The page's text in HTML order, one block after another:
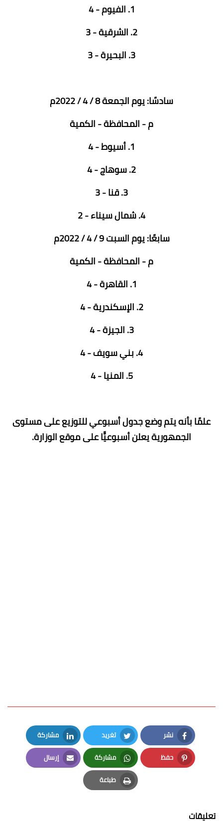
1. الفيوم - 4
2. الشرقية - 3
3. البحيرة - 3
سادسًا: يوم الجمعة 8 / 4 / 2022م
م - المحافظة - الكمية
1. أسيوط - 4
2. سوهاج - 4
3. قنا - 3
4. شمال سيناء - 2
سابعًا: يوم السبت 9 / 4 / 2022م
م - المحافظة - الكمية
1. القاهرة - 4
2. الإسكندرية - 4
3. الجيزة - 4
4. بني سويف - 4
5. المنيا - 4
علمًا بأنه يتم وضع جدول أسبوعي للتوزيع على مستوى
الجمهورية يعلن أسبوعيًّا على موقع الوزارة.
نشر
Facebook
تغريد
Twitter
مشاركة
LinkedIn
حفظ
Pinterest
مشاركة
Whatsapp
إرسال
Email
طباعة
Print
تعليقات